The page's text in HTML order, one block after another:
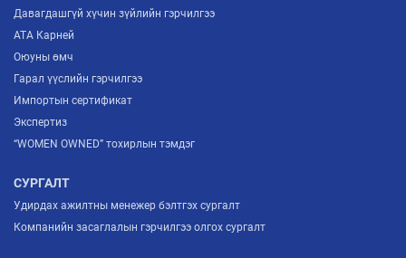
Давагдашгүй хүчин зүйлийн гэрчилгээ
ATA Карней
Оюуны өмч
Гарал үүслийн гэрчилгээ
Импортын сертификат
Экспертиз
“WOMEN OWNED” тохирлын тэмдэг
СУРГАЛТ
Удирдах ажилтны менежер бэлтгэх сургалт
Компанийн засаглалын гэрчилгээ олгох сургалт